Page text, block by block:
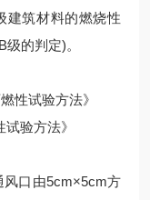
建筑材料的燃烧性
的判定)。
性试验方法》
验方法》
口由5cm×5cm方